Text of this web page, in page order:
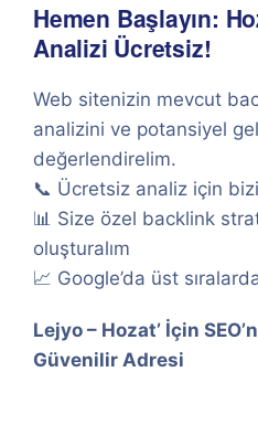
Hemen Başlayın:
Analizi Ücretsiz!
Web sitenizin mevcut
analizini ve potansiyel
değerlendirelim.
📞 Ücretsiz analiz için
📊 Size özel backlink
oluşturalım
📈 Google’da üst
Lejyo – Hozat’ İçin
Güvenilir Adresi